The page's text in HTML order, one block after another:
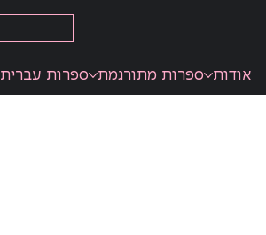
אודות ספרות מתורגמת ספרות עברית